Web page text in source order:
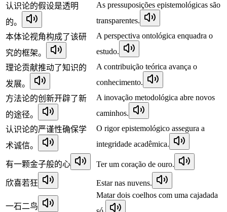
认识论的假设是透明
的。
As pressuposições epistemológicas são
transparentes.
本体论视角构成了该研
究的框架。
A perspectiva ontológica enquadra o
estudo.
理论贡献推动了知识的
发展。
A contribuição teórica avança o
conhecimento.
方法论的创新开辟了新
的途径。
A inovação metodológica abre novos
caminhos.
认识论的严谨性确保学
术诚信。
O rigor epistemológico assegura a
integridade acadêmica.
有一颗金子般的心 Ter um coração de ouro.
欣喜若狂 Estar nas nuvens.
一石二鸟
Matar dois coelhos com uma cajadada